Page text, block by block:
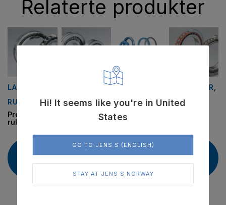
Relaterte produkter
LAGER
RULLELAGER
Presisjons
rullelager
Les
mer
RULLELAGER
Sylindriske
mer
LAGER
TILBEHØR
TIL LAGER
Les
mer
KULELAGER
LAGER
Les
mer
Hi! It seems like you're in United
States
GO TO JENS S (ENGLISH)
STAY AT JENS S NORWAY